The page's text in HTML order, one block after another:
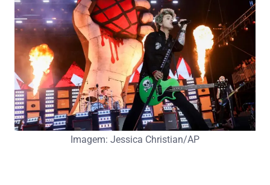
Imagem: Jessica Christian/AP